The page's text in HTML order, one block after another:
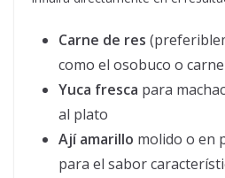
Carne de res
como el osobuco o
Yuca fresca para
al plato
Ají amarillo molido o en
para el sabor